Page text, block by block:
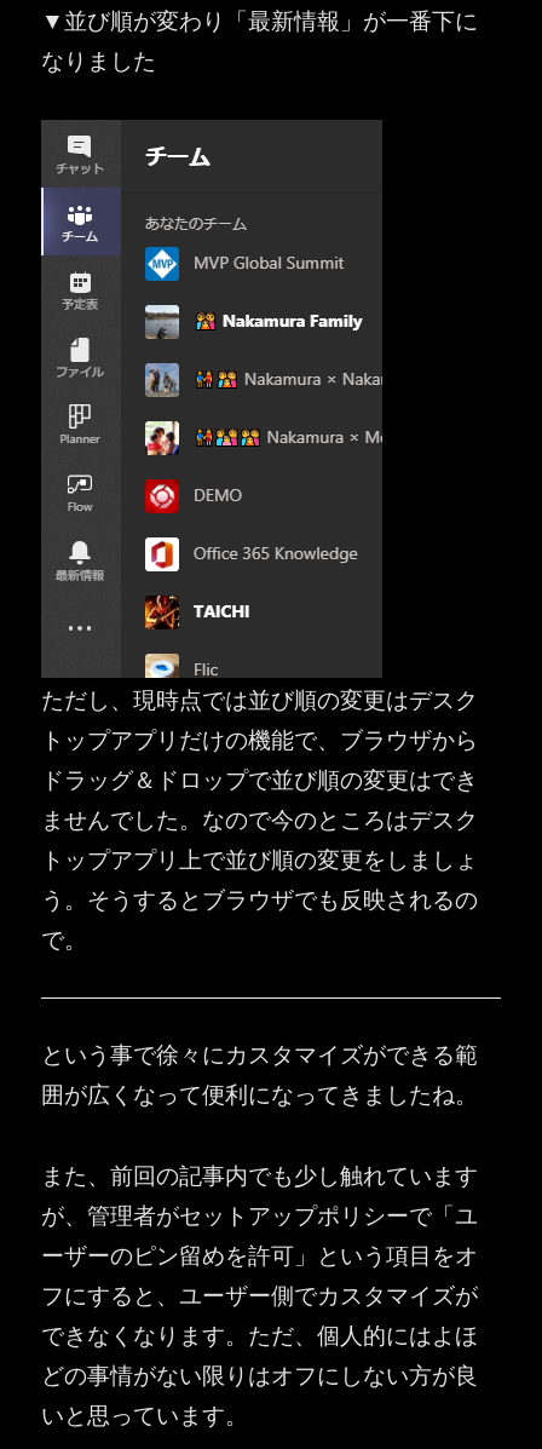
▼並び順が変わり「最新情報」が一番下に
なりました
ただし、現時点では並び順の変更はデスク
トップアプリだけの機能で、ブラウザから
ドラッグ＆ドロップで並び順の変更はでき
ませんでした。なので今のところはデスク
トップアプリ上で並び順の変更をしましょ
う。そうするとブラウザでも反映されるの
で。
という事で徐々にカスタマイズができる範
囲が広くなって便利になってきましたね。
また、前回の記事内でも少し触れています
が、管理者がセットアップポリシーで「ユ
ーザーのピン留めを許可」という項目をオ
フにすると、ユーザー側でカスタマイズが
できなくなります。ただ、個人的にはよほ
どの事情がない限りはオフにしない方が良
いと思っています。